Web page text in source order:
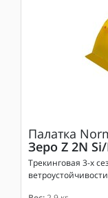
Палатка
Зеро Z 2N
Трекинговая 3-х